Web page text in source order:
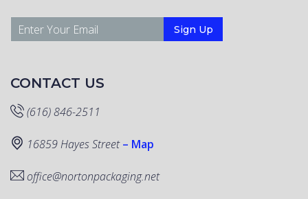
CONTACT US
(616) 846-2511
16859 Hayes Street – Map
office@nortonpackaging.net